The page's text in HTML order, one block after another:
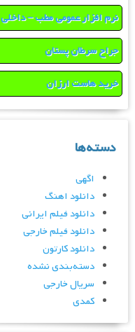
نرم افزار عمومی مطب – داخلی
جراح سرطان پستان
خرید هاست ارزان
دسته‌ها
اگهی
دانلود اهنگ
دانلود فیلم ایرانی
دانلود فیلم خارجی
دانلود کارتون
دسته‌بندی نشده
سریال خارجی
کمدی